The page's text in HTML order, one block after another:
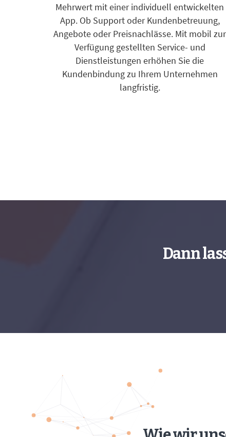
Mehrwert mit einer individuell entwickelten
App. Ob Support oder Kundenbetreuung,
Angebote oder Preisnachlässe. Mit mobil zur
Verfügung gestellten Service- und
Dienstleistungen erhöhen Sie die
Kundenbindung zu Ihrem Unternehmen
langfristig.
Dann